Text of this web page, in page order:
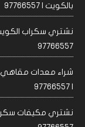
بالكويت | 97766557
نشتري سكراب
97766557
شراء معدات
| 97766557
نشتري مكيفات